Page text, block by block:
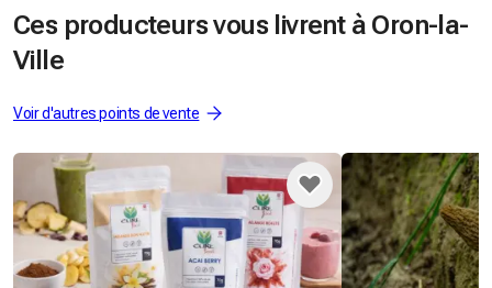
Ces producteurs vous livrent à Oron-la-
Ville
Voir d'autres points de vente